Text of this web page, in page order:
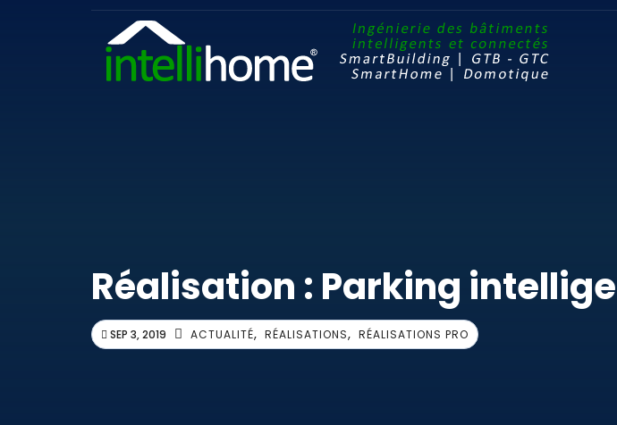
Réalisation : Parking
SEP 3, 2019 ACTUALITÉ, RÉALISATIONS, RÉALISATIONS PRO